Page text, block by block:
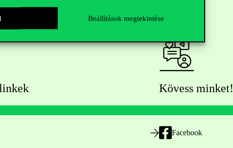
Beállítások megtekintése
Kövess minket!
Facebook